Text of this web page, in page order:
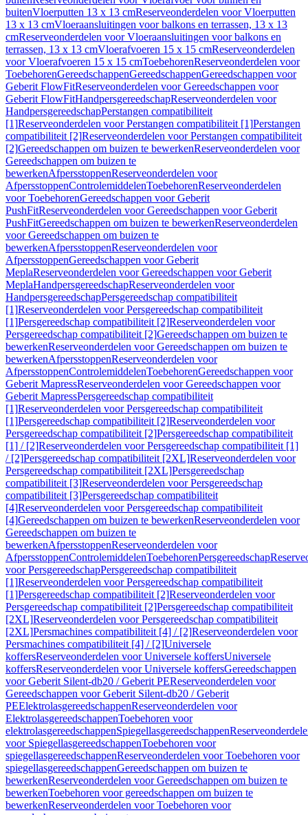
buitenVloerputten 13 x 13 cmReserveonderdelen voor Vloerputten
13 x 13 cmVloeraansluitingen voor balkons en terrassen, 13 x 13
cmReserveonderdelen voor Vloeraansluitingen voor balkons en
terrassen, 13 x 13 cmVloerafvoeren 15 x 15 cmReserveonderdelen
voor Vloerafvoeren 15 x 15 cmToebehorenReserveonderdelen voor
ToebehorenGereedschappenGereedschappenGereedschappen voor
Geberit FlowFitReserveonderdelen voor Gereedschappen voor
Geberit FlowFitHandpersgereedschapReserveonderdelen voor
HandpersgereedschapPerstangen compatibiliteit
[1]Reserveonderdelen voor Perstangen compatibiliteit [1]Perstangen
compatibiliteit [2]Reserveonderdelen voor Perstangen compatibiliteit
[2]Gereedschappen om buizen te bewerkenReserveonderdelen voor
Gereedschappen om buizen te
bewerkenAfpersstoppenReserveonderdelen voor
AfpersstoppenControlemiddelenToebehorenReserveonderdelen
voor ToebehorenGereedschappen voor Geberit
PushFitReserveonderdelen voor Gereedschappen voor Geberit
PushFitGereedschappen om buizen te bewerkenReserveonderdelen
voor Gereedschappen om buizen te
bewerkenAfpersstoppenReserveonderdelen voor
AfpersstoppenGereedschappen voor Geberit
MeplaReserveonderdelen voor Gereedschappen voor Geberit
MeplaHandpersgereedschapReserveonderdelen voor
HandpersgereedschapPersgereedschap compatibiliteit
[1]Reserveonderdelen voor Persgereedschap compatibiliteit
[1]Persgereedschap compatibiliteit [2]Reserveonderdelen voor
Persgereedschap compatibiliteit [2]Gereedschappen om buizen te
bewerkenReserveonderdelen voor Gereedschappen om buizen te
bewerkenAfpersstoppenReserveonderdelen voor
AfpersstoppenControlemiddelenToebehorenGereedschappen voor
Geberit MapressReserveonderdelen voor Gereedschappen voor
Geberit MapressPersgereedschap compatibiliteit
[1]Reserveonderdelen voor Persgereedschap compatibiliteit
[1]Persgereedschap compatibiliteit [2]Reserveonderdelen voor
Persgereedschap compatibiliteit [2]Persgereedschap compatibiliteit
[1] / [2]Reserveonderdelen voor Persgereedschap compatibiliteit [1]
/ [2]Persgereedschap compatibiliteit [2XL]Reserveonderdelen voor
Persgereedschap compatibiliteit [2XL]Persgereedschap
compatibiliteit [3]Reserveonderdelen voor Persgereedschap
compatibiliteit [3]Persgereedschap compatibiliteit
[4]Reserveonderdelen voor Persgereedschap compatibiliteit
[4]Gereedschappen om buizen te bewerkenReserveonderdelen voor
Gereedschappen om buizen te
bewerkenAfpersstoppenReserveonderdelen voor
AfpersstoppenControlemiddelenToebehorenPersgereedschap
voor PersgereedschapPersgereedschap compatibiliteit
[1]Reserveonderdelen voor Persgereedschap compatibiliteit
[1]Persgereedschap compatibiliteit [2]Reserveonderdelen voor
Persgereedschap compatibiliteit [2]Persgereedschap compatibiliteit
[2XL]Reserveonderdelen voor Persgereedschap compatibiliteit
[2XL]Persmachines compatibiliteit [4] / [2]Reserveonderdelen voor
Persmachines compatibiliteit [4] / [2]Universele
koffersReserveonderdelen voor Universele koffersUniversele
koffersReserveonderdelen voor Universele koffersGereedschappen
voor Geberit Silent-db20 / Geberit PEReserveonderdelen voor
Gereedschappen voor Geberit Silent-db20 / Geberit
PEElektrolasgereedschappenReserveonderdelen voor
ElektrolasgereedschappenToebehoren voor
elektrolasgereedschappenSpiegellasgereedschappen
voor SpiegellasgereedschappenToebehoren voor
spiegellasgereedschappenReserveonderdelen voor Toebehoren voor
spiegellasgereedschappenGereedschappen om buizen te
bewerkenReserveonderdelen voor Gereedschappen om buizen te
bewerkenToebehoren voor gereedschappen om buizen te
bewerkenReserveonderdelen voor Toebehoren voor